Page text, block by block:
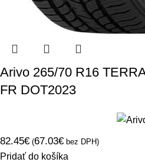
Arivo 265/70 R16
FR DOT2023
82.45€ (67.03€ bez DPH)
Pridať do košíka